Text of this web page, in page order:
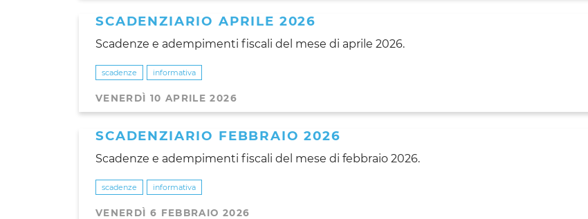
SCADENZIARIO APRILE 2026
Scadenze e adempimenti fiscali del mese di aprile 2026.
scadenze informativa
VENERDÌ 10 APRILE 2026
SCADENZIARIO FEBBRAIO 2026
Scadenze e adempimenti fiscali del mese di febbraio 2026.
scadenze informativa
VENERDÌ 6 FEBBRAIO 2026